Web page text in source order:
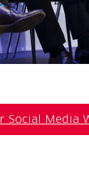
Social Media